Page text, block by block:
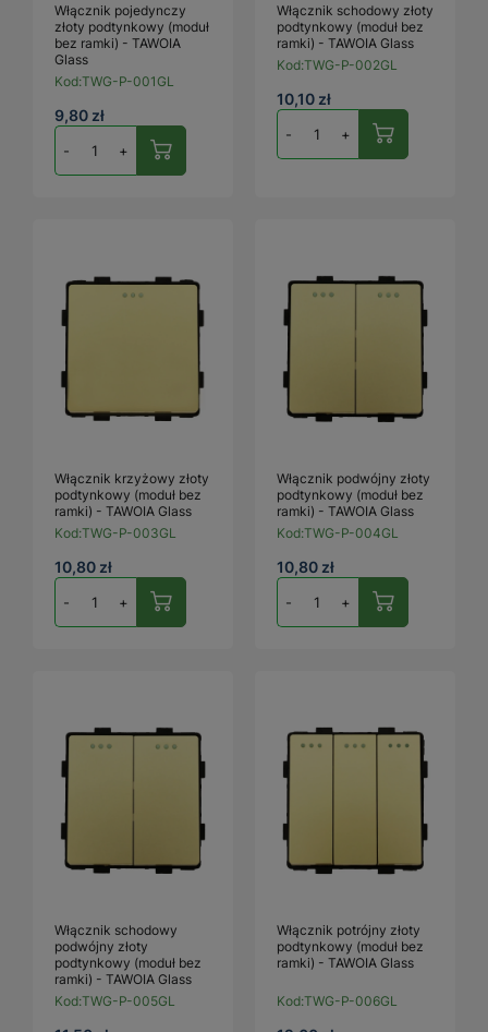
Włącznik pojedynczy
złoty podtynkowy (moduł
bez ramki) - TAWOIA
Glass
Kod:TWG-P-001GL
9,80 zł
- +
Włącznik schodowy złoty
podtynkowy (moduł bez
ramki) - TAWOIA Glass
Kod:TWG-P-002GL
10,10 zł
- +
Włącznik krzyżowy złoty
podtynkowy (moduł bez
ramki) - TAWOIA Glass
Kod:TWG-P-003GL
10,80 zł
- +
Włącznik podwójny złoty
podtynkowy (moduł bez
ramki) - TAWOIA Glass
Kod:TWG-P-004GL
10,80 zł
- +
Włącznik schodowy
podwójny złoty
podtynkowy (moduł bez
ramki) - TAWOIA Glass
Kod:TWG-P-005GL
Włącznik potrójny złoty
podtynkowy (moduł bez
ramki) - TAWOIA Glass
Kod:TWG-P-006GL